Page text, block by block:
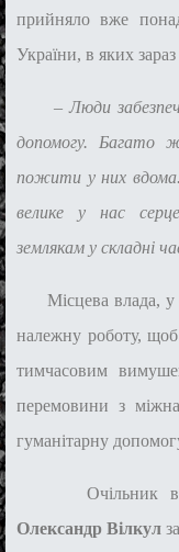
прийняло вже
України, в яких
– Люди
допомогу. Багато
пожити у них вдома
велике у нас
землякам у складні
Місцева влада, у
належну роботу, щоб
тимчасовим
перемовини з
гуманітарну
Очільник
Олександр Вілкул